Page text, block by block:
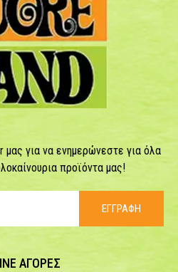
για να ενημερώνεστε για όλα
προϊόντα μας!
ΕΓΓΡΑΦΗ
ΑΓΟΡΕΣ